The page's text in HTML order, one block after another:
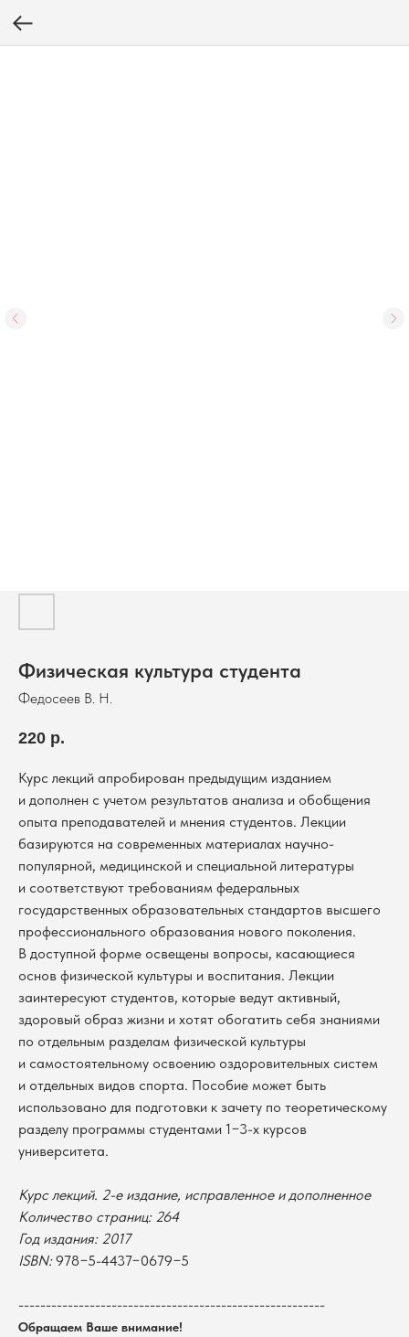
Физическая культура студента
Федосеев В. Н.
220 р.
Курс лекций апробирован предыдущим изданием
и дополнен с учетом результатов анализа и обобщения
опыта преподавателей и мнения студентов. Лекции
базируются на современных материалах научно-
популярной, медицинской и специальной литературы
и соответствуют требованиям федеральных
государственных образовательных стандартов высшего
профессионального образования нового поколения.
В доступной форме освещены вопросы, касающиеся
основ физической культуры и воспитания. Лекции
заинтересуют студентов, которые ведут активный,
здоровый образ жизни и хотят обогатить себя знаниями
по отдельным разделам физической культуры
и самостоятельному освоению оздоровительных систем
и отдельных видов спорта. Пособие может быть
использовано для подготовки к зачету по теоретическому
разделу программы студентами 1−3-х курсов
университета.
Курс лекций. 2-е издание, исправленное и дополненное
Количество страниц: 264
Год издания: 2017
ISBN:978−5-4437−0679−5
--------------------------------------------------------
Обращаем Ваше внимание!
Новосибирский государственный
университет
г. Новосибирск, ул. Пирогова, 3